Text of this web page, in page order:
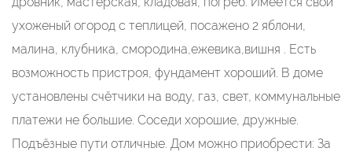
ухоженый огород с теплицей, посажено 2 яблони,
малина, клубника, смородина,ежевика,вишня . Есть
возможность пристроя, фундамент хороший. В доме
установлены счётчики на воду, газ, свет, коммунальные
платежи не большие. Соседи хорошие, дружные.
Подъёзные пути отличные. Дом можно приобрести: За